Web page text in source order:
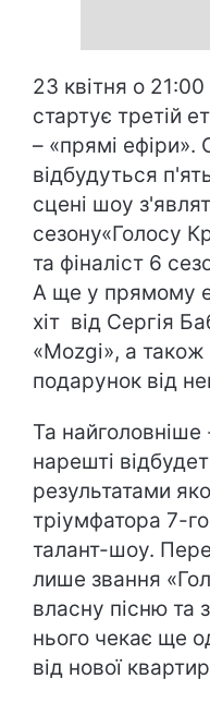
23 квітня о 21:00
стартує третій
– «прямі ефіри».
відбудуться
сцені шоу
сезону«Голосу
та фіналіст 6
А ще у прямому
хіт від Сергія
«Mozgi», а також
подарунок від
Та найголовніше
нарешті
результатами
тріумфатора 7-
талант-шоу.
лише звання
власну пісню та
нього чекає ще
від нової